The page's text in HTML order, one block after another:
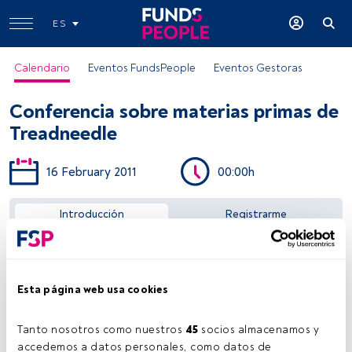
Esta página web usa cookies
Tanto nosotros como nuestros 45 socios almacenamos y
accedemos a datos personales, como datos de
ES
Calendario Eventos FundsPeople Eventos Gestoras
Conferencia sobre materias primas de
Treadneedle
16 February 2011 00:00h
Introducción Registrarme